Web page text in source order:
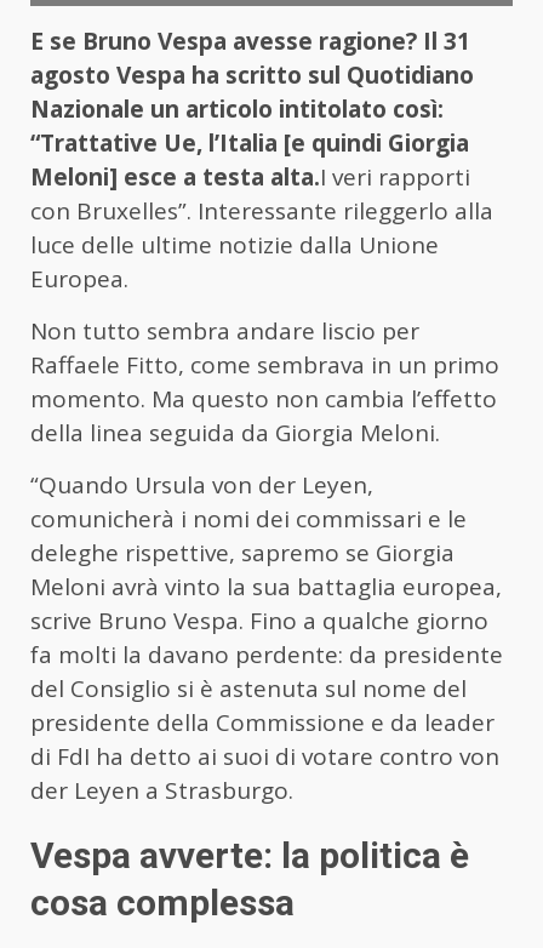
E se Bruno Vespa avesse ragione? Il 31
agosto Vespa ha scritto sul Quotidiano
Nazionale un articolo intitolato così:
“Trattative Ue, l’Italia [e quindi Giorgia
Meloni] esce a testa alta.I veri rapporti
con Bruxelles”. Interessante rileggerlo alla
luce delle ultime notizie dalla Unione
Europea.
Non tutto sembra andare liscio per
Raffaele Fitto, come sembrava in un primo
momento. Ma questo non cambia l’effetto
della linea seguida da Giorgia Meloni.
“Quando Ursula von der Leyen,
comunicherà i nomi dei commissari e le
deleghe rispettive, sapremo se Giorgia
Meloni avrà vinto la sua battaglia europea,
scrive Bruno Vespa. Fino a qualche giorno
fa molti la davano perdente: da presidente
del Consiglio si è astenuta sul nome del
presidente della Commissione e da leader
di FdI ha detto ai suoi di votare contro von
der Leyen a Strasburgo.
Vespa avverte: la politica è
cosa complessa